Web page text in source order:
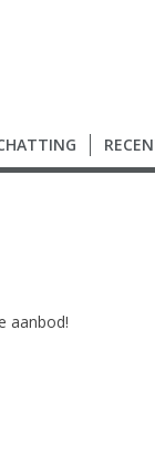
aanbod!